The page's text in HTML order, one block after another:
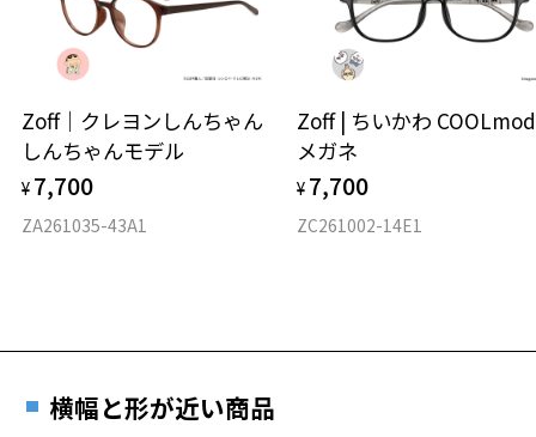
タイプ
材質
Zoff｜クレヨンしんちゃん
しんちゃんモデル
¥ 7,700
ZA261035-43A1
Zoff | ちいかわ
メガネ
¥ 7,700
ZC261002-14E1
横幅と形が近い商品